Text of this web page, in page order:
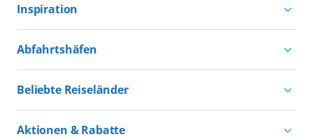
Inspiration
Aktivurlaub mit AIDA
Kultururlaub mit AIDA
Abfahrtshäfen
Kreuzfahrten ab Hamburg
Kreuzfahrten ab Warnemünde
Beliebte Reiseländer
Kreuzfahrten nach Norwegen
Aktionen & Rabatte